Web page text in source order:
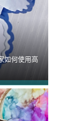
如何使用高